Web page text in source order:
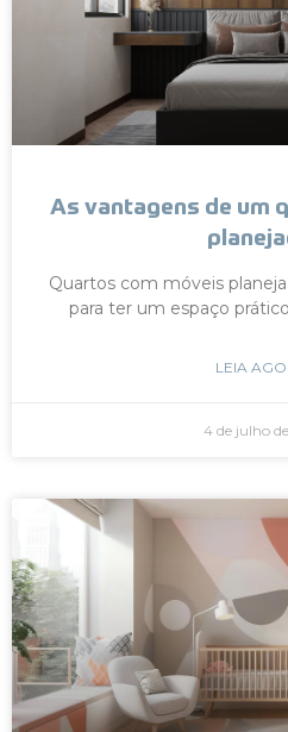
As vantagens de um
Quartos com móveis
para ter um espaço
LEIA
4 de julho